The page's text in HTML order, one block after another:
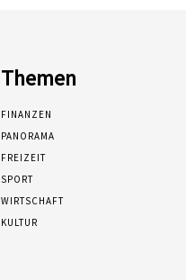
Themen
FINANZEN
PANORAMA
FREIZEIT
SPORT
WIRTSCHAFT
KULTUR